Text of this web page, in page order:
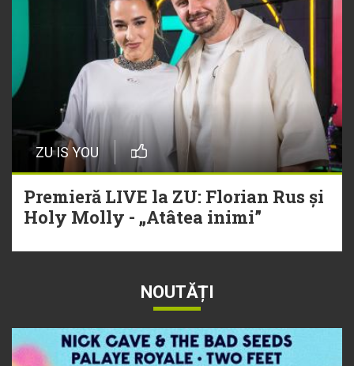
ZU IS YOU
Premieră LIVE la ZU: Florian Rus și
Holy Molly - „Atâtea inimi”
NOUTĂȚI